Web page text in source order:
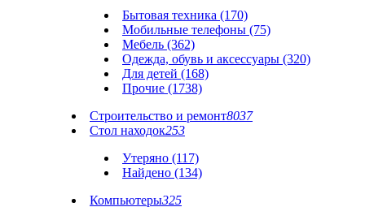
Бытовая техника (170)
Мобильные телефоны (75)
Мебель (362)
Одежда, обувь и аксессуары (320)
Для детей (168)
Прочие (1738)
Строительство и ремонт8037
Стол находок253
Утеряно (117)
Найдено (134)
Компьютеры325